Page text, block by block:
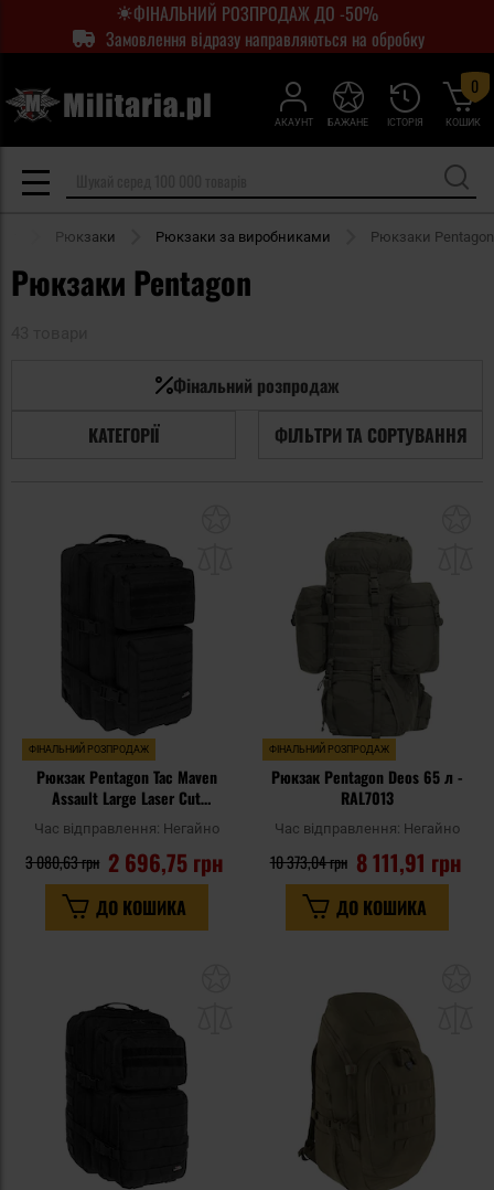
ФІНАЛЬНИЙ РОЗПРОДАЖ ДО -50%
Замовлення відразу направляються на обробку
АКАУНТ ІСТОРІЯ
БАЖАНЕ КОШИК
0
Рюкзаки Рюкзаки за виробниками Рюкзаки Pentagon
Рюкзаки Pentagon
Фінальний розпродаж
КАТЕГОРІЇ
ФІЛЬТРИ ТА СОРТУВАННЯ
уподобань
ФІНАЛЬНИЙ РОЗПРОДАЖ
Рюкзак Pentagon Tac Maven
Assault Large Laser Cut
Backpack 51 л - Black
Час відправлення: Негайно
2 696,75 грн
3 080,63 грн
ДО КОШИКА
ФІНАЛЬНИЙ РОЗПРОДАЖ
Рюкзак Pentagon Deos 65 л -
RAL7013
Час відправлення: Негайно
8 111,91 грн
10 373,04 грн
ДО КОШИКА
уподобань